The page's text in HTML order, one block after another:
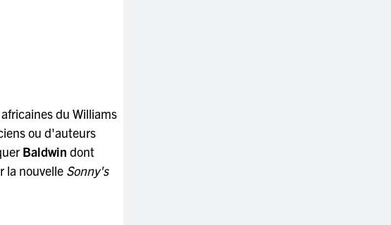
du Williams
ou d'auteurs
Baldwin dont
la nouvelle Sonny's